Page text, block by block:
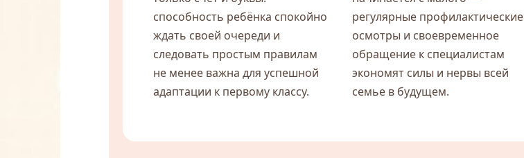
способность ребёнка спокойно
ждать своей очереди и
следовать простым правилам
не менее важна для успешной
адаптации к первому классу.
регулярные профилактические
осмотры и своевременное
обращение к специалистам
экономят силы и нервы всей
семье в будущем.